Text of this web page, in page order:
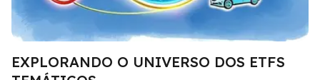
EXPLORANDO O UNIVERSO DOS ETFS